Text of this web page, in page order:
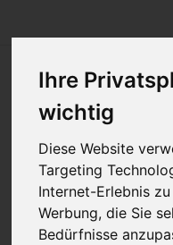
Ihre
wichtig
Diese Website
Targeting
Internet-Erlebnis
Werbung, die Sie
Bedürfnisse
Ausflug in die
Im Rahmen des
Montag, den 13.5.2019,
Aktionstag mit der
Schule am Ring Wesel
„Locker bleiben“-